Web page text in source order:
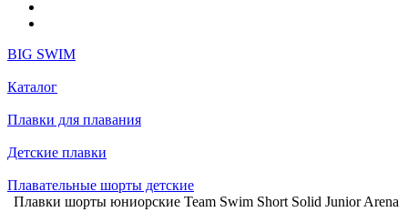
BIG SWIM
Каталог
Плавки для плавания
Детские плавки
Плавательные шорты детские
Плавки шорты юниорские Team Swim Short Solid Junior Arena